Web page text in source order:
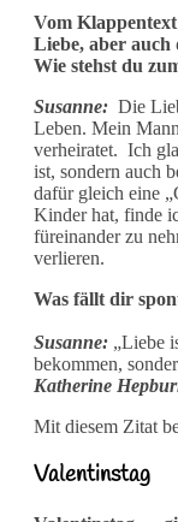
Vom Klappentext
Liebe, aber
Wie stehst du
Susanne: Die
Leben. Mein
verheiratet. Ich
ist, sondern auch
dafür gleich eine
Kinder hat, finde
füreinander zu
verlieren.
Was fällt dir
Susanne: „Liebe
bekommen,
Katherine
Mit diesem Zitat
Valentinstag